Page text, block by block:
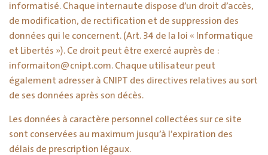
informatisé. Chaque internaute dispose d’un droit d’accès,
de modification, de rectification et de suppression des
données qui le concernent. (Art. 34 de la loi « Informatique
et Libertés »). Ce droit peut être exercé auprès de :
informaiton@cnipt.com. Chaque utilisateur peut
également adresser à CNIPT des directives relatives au sort
de ses données après son décès.
Les données à caractère personnel collectées sur ce site
sont conservées au maximum jusqu’à l’expiration des
délais de prescription légaux.